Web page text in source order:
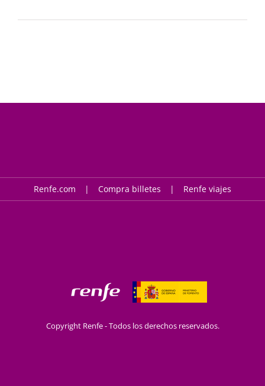
Renfe.com Compra billetes Renfe viajes
Copyright Renfe - Todos los derechos reservados.